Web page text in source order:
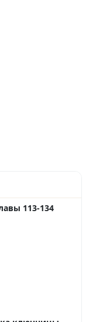
113-134